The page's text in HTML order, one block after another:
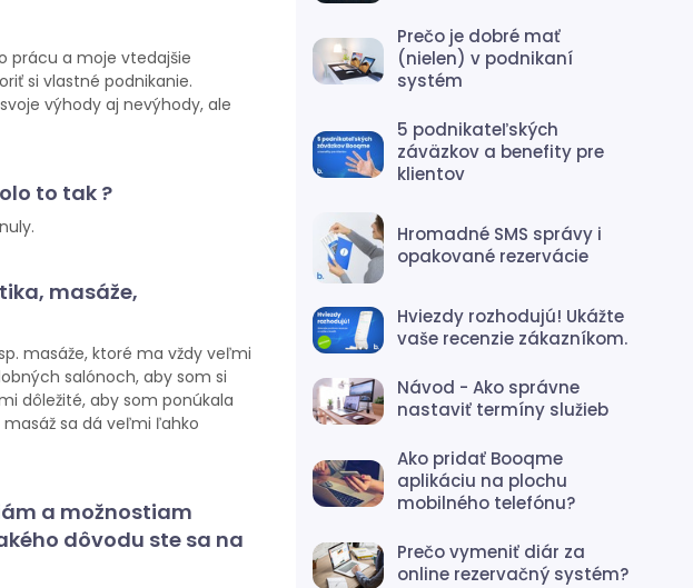
prácu a moje vtedajšie
si vlastné podnikanie.
výhody aj nevýhody, ale
to tak ?
masáže,
masáže, ktoré ma vždy veľmi
salónoch, aby som si
dôležité, aby som ponúkala
sa dá veľmi ľahko
a možnostiam
dôvodu ste sa na
Prečo je dobré mať
(nielen) v podnikaní
systém
5 podnikateľských
záväzkov a benefity pre
klientov
Hromadné SMS správy i
opakované rezervácie
Hviezdy rozhodujú! Ukážte
vaše recenzie zákazníkom.
Návod - Ako správne
nastaviť termíny služieb
Ako pridať Booqme
aplikáciu na plochu
mobilného telefónu?
Prečo vymeniť diár za
online rezervačný systém?